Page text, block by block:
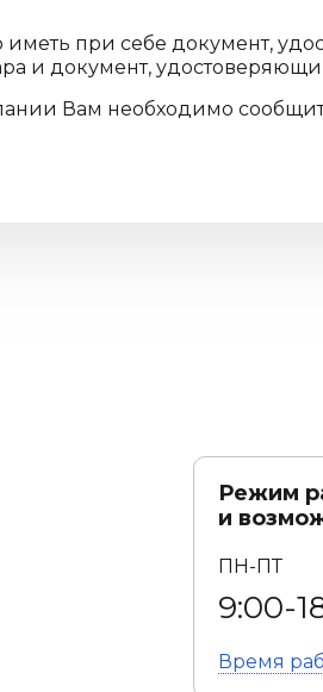
иметь при себе документ,
и документ,
Вам необходимо
Режим
и
ПН-ПТ
9:00-
Время